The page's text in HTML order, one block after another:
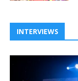
INTERVIEWS